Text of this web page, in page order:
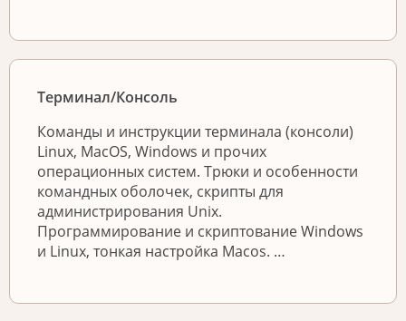
Терминал/Консоль
Команды и инструкции терминала (консоли)
Linux, MacOS, Windows и прочих
операционных систем. Трюки и особенности
командных оболочек, скрипты для
администрирования Unix.
Программирование и скриптование Windows
и Linux, тонкая настройка Macos. …